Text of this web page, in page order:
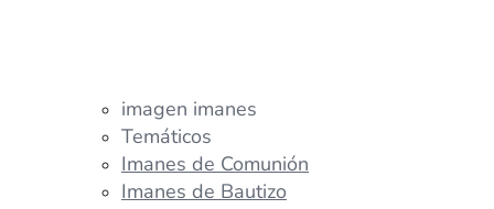
imagen imanes
Temáticos
Imanes de Comunión
Imanes de Bautizo